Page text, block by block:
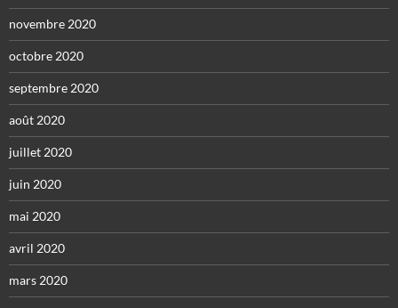
novembre 2020
octobre 2020
septembre 2020
août 2020
juillet 2020
juin 2020
mai 2020
avril 2020
mars 2020